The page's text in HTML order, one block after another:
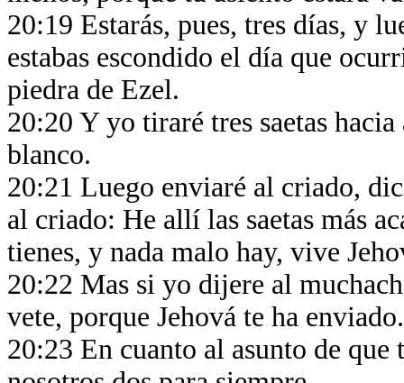
20:19 Estarás, pues, tres días, y
estabas escondido el día que
piedra de Ezel.
20:20 Y yo tiraré tres saetas
blanco.
20:21 Luego enviaré al criado,
al criado: He allí las saetas más
tienes, y nada malo hay, vive
20:22 Mas si yo dijere al
vete, porque Jehová te ha
20:23 En cuanto al asunto de que